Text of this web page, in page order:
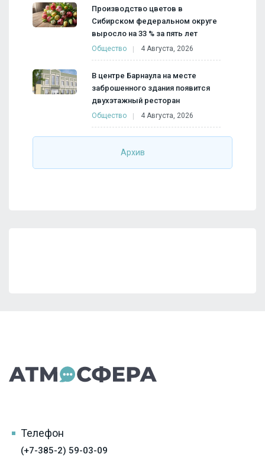
Производство цветов в
Сибирском федеральном округе
выросло на 33 % за пять лет
Общество 4 Августа, 2026
В центре Барнаула на месте
заброшенного здания появится
двухэтажный ресторан
Общество 4 Августа, 2026
Архив
Телефон
(+7-385-2) 59-03-09